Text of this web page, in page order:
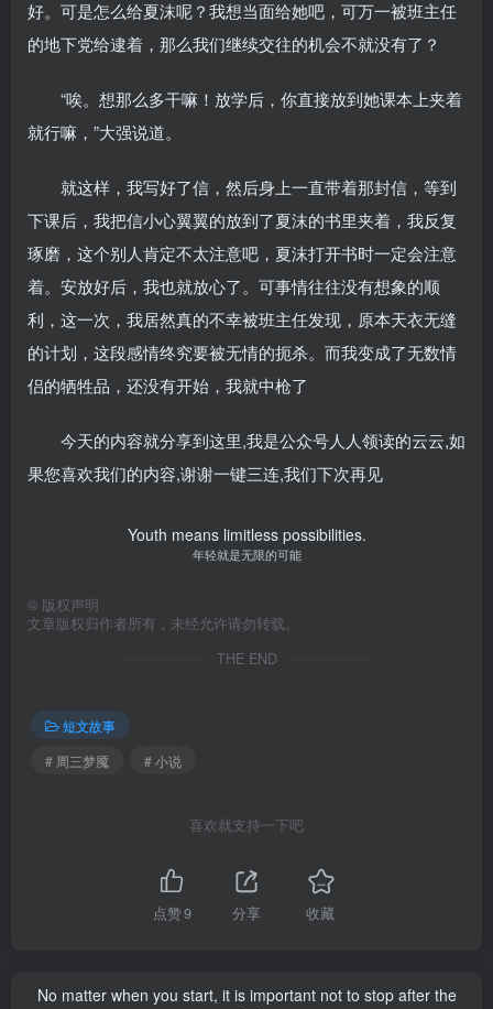
好。可是怎么给夏沫呢？我想当面给她吧，可万一被班主任
的地下党给逮着，那么我们继续交往的机会不就没有了？
“唉。想那么多干嘛！放学后，你直接放到她课本上夹着
就行嘛，”大强说道。
就这样，我写好了信，然后身上一直带着那封信，等到
下课后，我把信小心翼翼的放到了夏沫的书里夹着，我反复
琢磨，这个别人肯定不太注意吧，夏沫打开书时一定会注意
着。安放好后，我也就放心了。可事情往往没有想象的顺
利，这一次，我居然真的不幸被班主任发现，原本天衣无缝
的计划，这段感情终究要被无情的扼杀。而我变成了无数情
侣的牺牲品，还没有开始，我就中枪了
今天的内容就分享到这里,我是公众号人人领读的云云,如
果您喜欢我们的内容,谢谢一键三连,我们下次再见
Youth means limitless possibilities.
年轻就是无限的可能
© 版权声明
文章版权归作者所有，未经允许请勿转载。
THE END
短文故事
# 周三梦魇
# 小说
喜欢就支持一下吧
点赞9 分享 收藏
No matter when you start, it is important not to stop after the